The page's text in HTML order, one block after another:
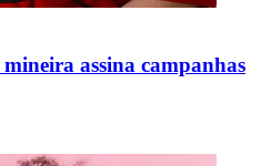
assina campanhas